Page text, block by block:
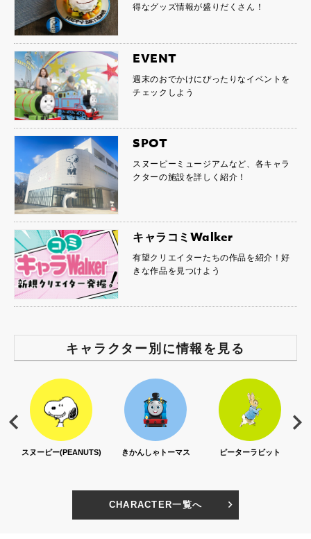
得なグッズ情報が盛りだくさん！
EVENT
週末のおでかけにぴったりなイベントを
チェックしよう
SPOT
スヌーピーミュージアムなど、各キャラ
クターの施設を詳しく紹介！
キャラコミWalker
有望クリエイターたちの作品を紹介！好
きな作品を見つけよう
キャラクター別に情報を見る
きかんしゃトーマス ピーターラビット セサミストリート
CHARACTER一覧へ